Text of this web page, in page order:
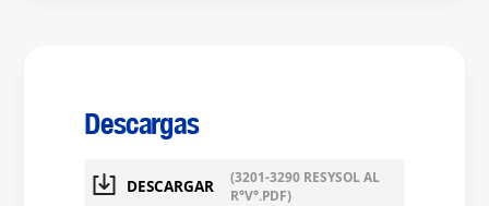
Descargas
DESCARGAR
(3201-3290 RESYSOL AL
R°V°.PDF)